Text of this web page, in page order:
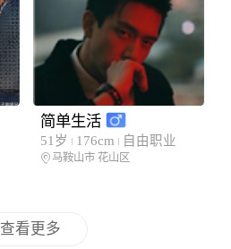
简单生活
51岁 176cm 自由职业
马鞍山市 花山区
查看更多